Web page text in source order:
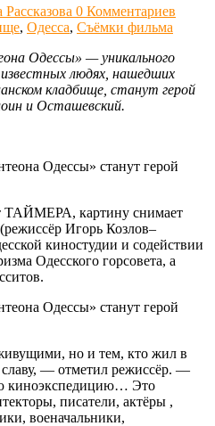
0 Комментариев
, Одесса, Съёмки фильма
Одессы» — уникального
людях, нашедших
кладбище, станут герой
и Осташевский.
ТАЙМЕРА, картину снимает
Игорь Козлов–
киностудии и содействии
Одесского горсовета, а
но и тем, кто жил в
славу, — отметил режиссёр. —
киноэкспедицию… Это
писатели, актёры ,
военачальники,